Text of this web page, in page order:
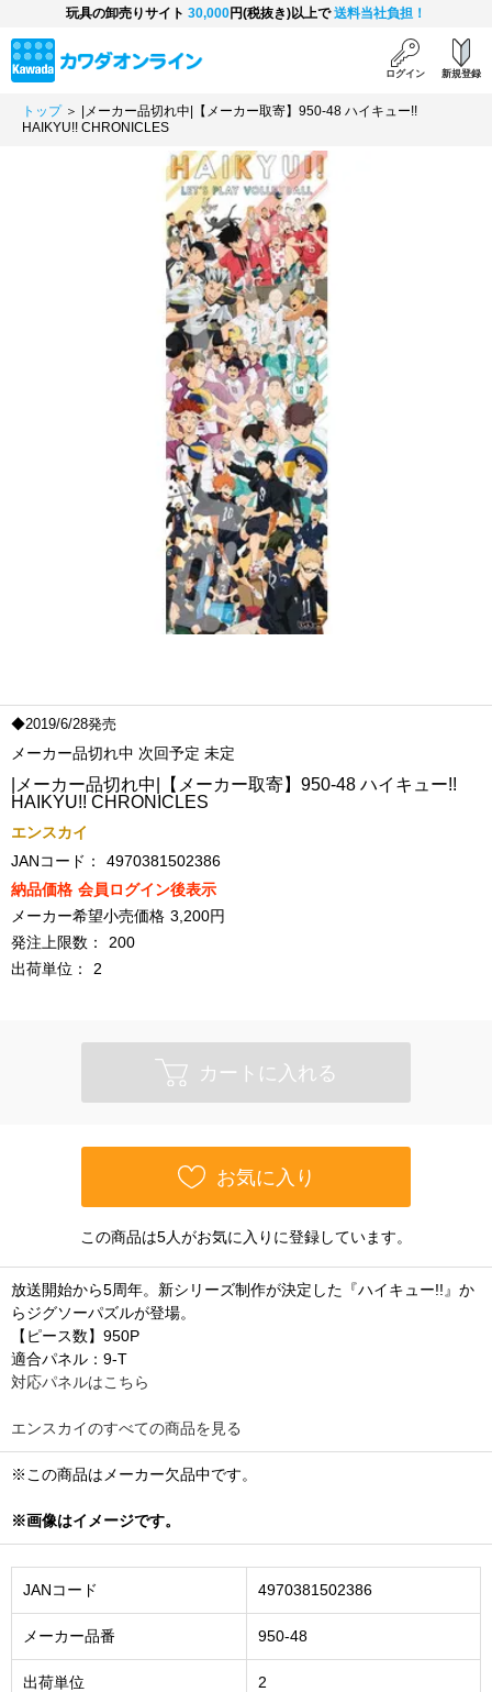
玩具の卸売りサイト 30,000円(税抜き)以上で送料当社負担！
ログイン 新規登録
トップ＞ |メーカー品切れ中|【メーカー取寄】950-48 ハイキュー!!
HAIKYU!! CHRONICLES
◆2019/6/28発売
メーカー品切れ中 次回予定 未定
|メーカー品切れ中|【メーカー取寄】950-48 ハイキュー!!
HAIKYU!! CHRONICLES
エンスカイ
JANコード：
4970381502386
納品価格 会員ログイン後表示
メーカー希望小売価格 3,200円
発注上限数：
200
出荷単位：
2
カートに入れる
お気に入り
この商品は5人がお気に入りに登録しています。
放送開始から5周年。新シリーズ制作が決定した『ハイキュー!!』か
らジグソーパズルが登場。
【ピース数】950P
適合パネル：9-T
対応パネルはこちら
エンスカイのすべての商品を見る
※この商品はメーカー欠品中です。
※画像はイメージです。
JANコード 4970381502386
メーカー品番 950-48
出荷単位 2